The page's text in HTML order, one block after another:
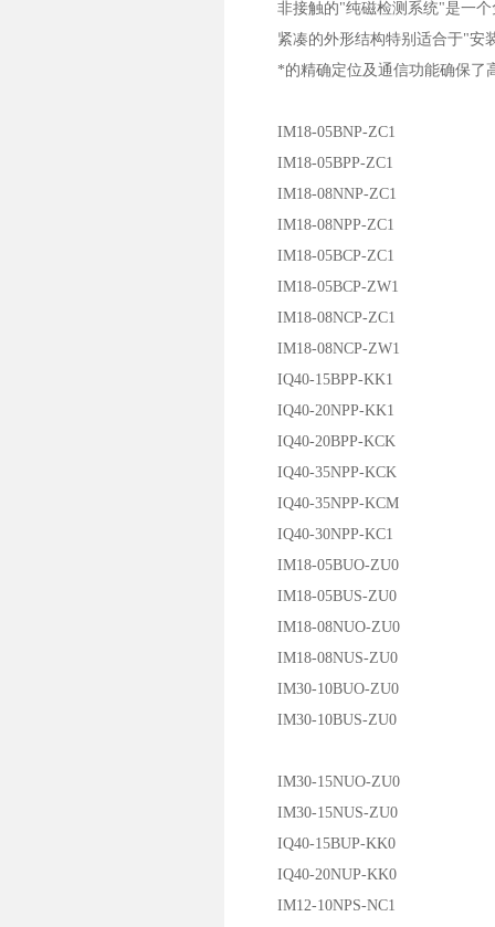
非接触的"纯磁检测系统"是一个
紧凑的外形结构特别适合于"安
*的精确定位及通信功能确保了
IM18-05BNP-ZC1
IM18-05BPP-ZC1
IM18-08NNP-ZC1
IM18-08NPP-ZC1
IM18-05BCP-ZC1
IM18-05BCP-ZW1
IM18-08NCP-ZC1
IM18-08NCP-ZW1
IQ40-15BPP-KK1
IQ40-20NPP-KK1
IQ40-20BPP-KCK
IQ40-35NPP-KCK
IQ40-35NPP-KCM
IQ40-30NPP-KC1
IM18-05BUO-ZU0
IM18-05BUS-ZU0
IM18-08NUO-ZU0
IM18-08NUS-ZU0
IM30-10BUO-ZU0
IM30-10BUS-ZU0
IM30-15NUO-ZU0
IM30-15NUS-ZU0
IQ40-15BUP-KK0
IQ40-20NUP-KK0
IM12-10NPS-NC1